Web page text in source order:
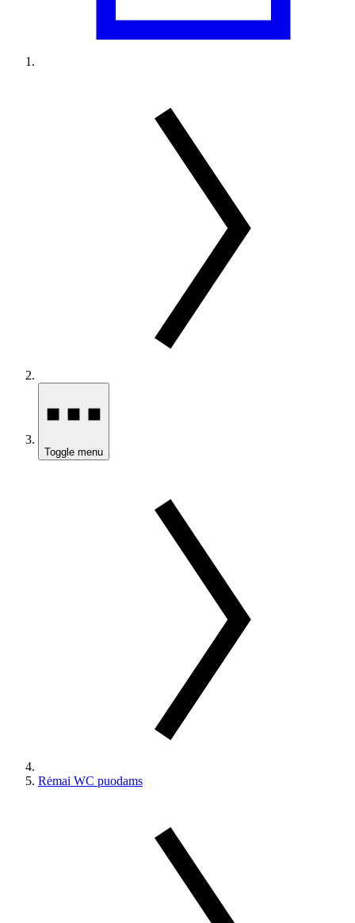
Toggle menu
Rėmai WC puodams